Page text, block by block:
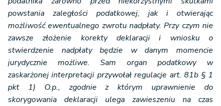
powstania zaległości podatkowej, jak i otwierając
możliwość ewentualnego zwrotu nadpłaty. Przy czym nie
zawsze złożenie korekty deklaracji i wniosku o
stwierdzenie nadpłaty będzie w danym momencie
jurydycznie możliwe. Sam organ podatkowy w
zaskarżonej interpretacji przywołał regulacje art. 81b § 1
pkt 1) O.p., zgodnie z którym uprawnienie do
skorygowania deklaracji ulega zawieszeniu na czas